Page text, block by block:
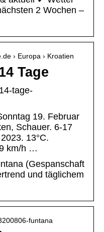
2 Wochen –
› Europa › Kroatien
Tage
tage-
19. Februar
Schauer. 6-17
13°C.
km/h …
(Gespanschaft
und täglichem
funtana